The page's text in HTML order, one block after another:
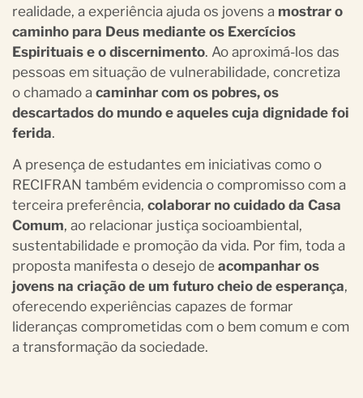
realidade, a experiência ajuda os jovens a mostrar o
caminho para Deus mediante os Exercícios
Espirituais e o discernimento. Ao aproximá-los das
pessoas em situação de vulnerabilidade, concretiza
o chamado a caminhar com os pobres, os
descartados do mundo e aqueles cuja dignidade foi
ferida.
A presença de estudantes em iniciativas como o
RECIFRAN também evidencia o compromisso com a
terceira preferência, colaborar no cuidado da Casa
Comum, ao relacionar justiça socioambiental,
sustentabilidade e promoção da vida. Por fim, toda a
proposta manifesta o desejo de acompanhar os
jovens na criação de um futuro cheio de esperança,
oferecendo experiências capazes de formar
lideranças comprometidas com o bem comum e com
a transformação da sociedade.